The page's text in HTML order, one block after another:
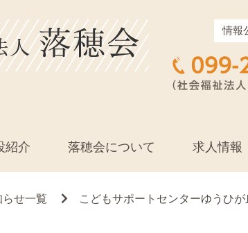
情報
紹介 落穂会について 求人情報
らせ一覧 こどもサポートセンターゆうひ